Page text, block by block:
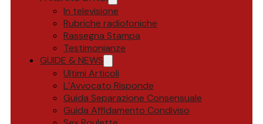
In televisione
Rubriche radiofoniche
Rassegna Stampa
Testimonianze
GUIDE & NEWS
Ultimi Articoli
L’Avvocato Risponde
Guida Separazione Consensuale
Guida Affidamento Condiviso